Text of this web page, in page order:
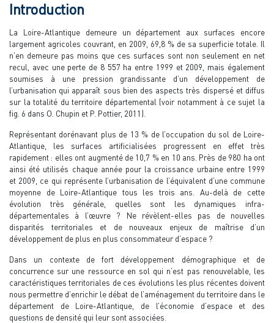
Introduction
La Loire-Atlantique demeure un département aux surfaces encore
largement agricoles couvrant, en 2009, 69,8 % de sa superficie totale. Il
n’en demeure pas moins que ces surfaces sont non seulement en net
recul, avec une perte de 8 557 ha entre 1999 et 2009, mais également
soumises à une pression grandissante d’un développement de
l’urbanisation qui apparaît sous bien des aspects très dispersé et diffus
sur la totalité du territoire départemental (voir notamment à ce sujet la
fig. 6 dans O. Chupin et P. Pottier, 2011).
Représentant dorénavant plus de 13 % de l’occupation du sol de Loire-
Atlantique, les surfaces artificialisées progressent en effet très
rapidement : elles ont augmenté de 10,7 % en 10 ans. Près de 980 ha ont
ainsi été utilisés chaque année pour la croissance urbaine entre 1999
et 2009, ce qui représente l’urbanisation de l’équivalent d’une commune
moyenne de Loire-Atlantique tous les trois ans. Au-delà de cette
évolution très générale, quelles sont les dynamiques infra-
départementales à l’œuvre ? Ne révèlent-elles pas de nouvelles
disparités territoriales et de nouveaux enjeux de maîtrise d’un
développement de plus en plus consommateur d’espace ?
Dans un contexte de fort développement démographique et de
concurrence sur une ressource en sol qui n’est pas renouvelable, les
caractéristiques territoriales de ces évolutions les plus récentes doivent
nous permettre d’enrichir le débat de l’aménagement du territoire dans le
département de Loire-Atlantique, de l’économie d’espace et des
questions de densité qui leur sont associées.